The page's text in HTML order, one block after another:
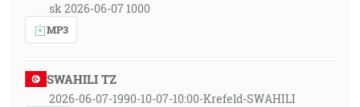
sk 2026-06-07 1000
MP3
SWAHILI TZ
2026-06-07-1990-10-07-10:00-Krefeld-SWAHILI